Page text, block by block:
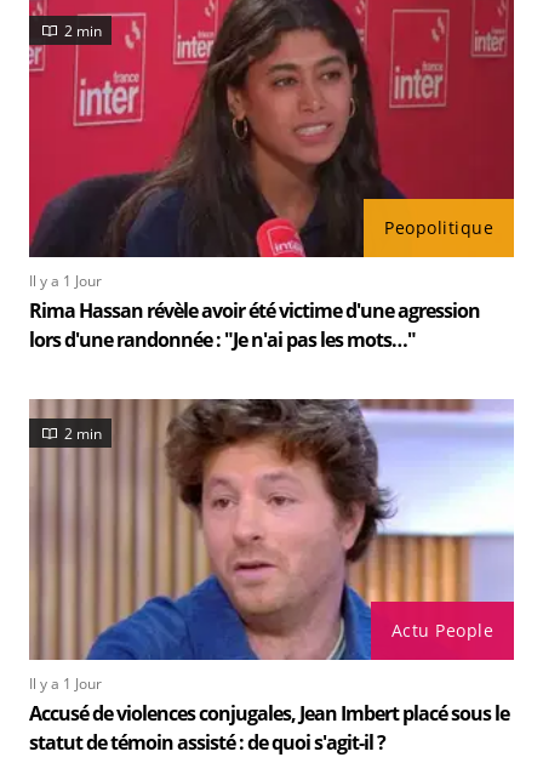
Peopolitique
2 min
Il y a 1 Jour
Rima Hassan révèle avoir été victime d'une agression
lors d'une randonnée : "Je n'ai pas les mots…"
Actu People
2 min
Il y a 1 Jour
Accusé de violences conjugales, Jean Imbert placé sous le
statut de témoin assisté : de quoi s'agit-il ?